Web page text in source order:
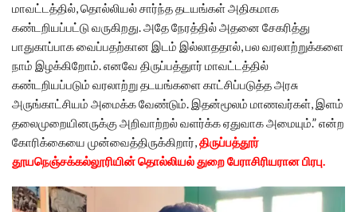
மாவட்டத்தில், தொல்லியல் சார்ந்த தடயங்கள் அதிகமாக
கண்டறியப்பட்டு வருகிறது. அதே நேரத்தில் அதனை சேகரித்து
பாதுகாப்பாக வைப்பதற்கான இடம் இல்லாததால், பல வரலாற்றுக்களை
நாம் இழக்கிறோம். எனவே திருப்பத்துார் மாவட்டத்தில்
கண்டறியப்படும் வரலாற்று தடயங்களை காட்சிப்படுத்த அரசு
அருங்காட்சியம் அமைக்க வேண்டும். இதன்மூலம் மாணவர்கள், இளம்
தலைமுறையினருக்கு அறிவாற்றல் வளர்க்க ஏதுவாக அமையும்.” என்ற
கோரிக்கையை முன்வைத்திருக்கிறார்,திருப்பத்தூர்
தூயநெஞ்சக்கல்லூரியின் தொல்லியல் துறை பேராசிரியரான பிரபு.